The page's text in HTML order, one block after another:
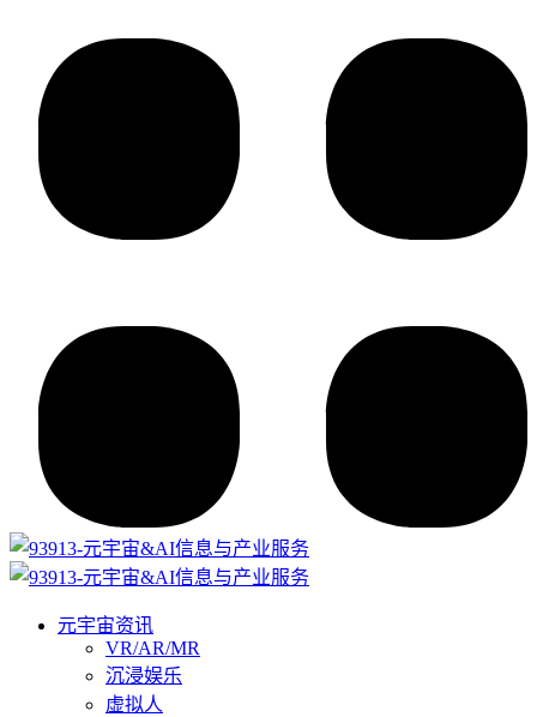
元宇宙资讯
VR/AR/MR
沉浸娱乐
虚拟人